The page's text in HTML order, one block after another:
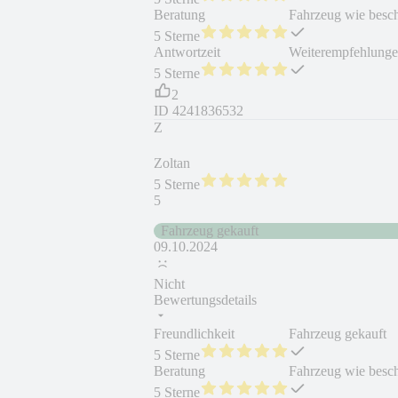
Beratung
5 Sterne
Antwortzeit
5 Sterne
Fahrzeug wie
2
ID 4241836532
Z
Zoltan
5 Sterne
5
Fahrzeug gekauft
09.10.2024
Nicht
Bewertungsdetails
Freundlichkeit
5 Sterne
Beratung
5 Sterne
Fahrzeug gekauft
Fahrzeug wie